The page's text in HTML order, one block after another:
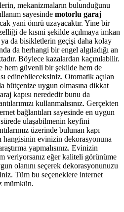
mekanizmaların bulunduğunu
sayesinde motorlu garaj
yani ömrü uzayacaktır. Yine bir
de kısmi şekilde açılmaya imkan
ya da bisikletlerin geçişi daha kolay
da herhangi bir engel algıladığı an
Böylece kazalardan kaçınılabilir.
hem güvenli bir şekilde hem de
edinebileceksiniz. Otomatik açılan
bütçenize uygun olmasına dikkat
kapısı nerededir bunu da
kullanmalısınız. Gerçekten
bağlantıları sayesinde en uygun
ulaşabilmenin keyfini
üzerinde bulunan kapı
hangisinin evinizin dekorasyonuna
yapmalısınız. Evinizin
veriyorsanız eğer kaliteli görünüme
olanını seçerek dekorasyonunuzu
Tüm bu seçeneklere internet
mümkün.